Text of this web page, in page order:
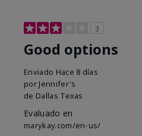
3
Good options
Enviado Hace 8 días
por Jennifer's
de Dallas Texas
Evaluado en
marykay.com/en-us/